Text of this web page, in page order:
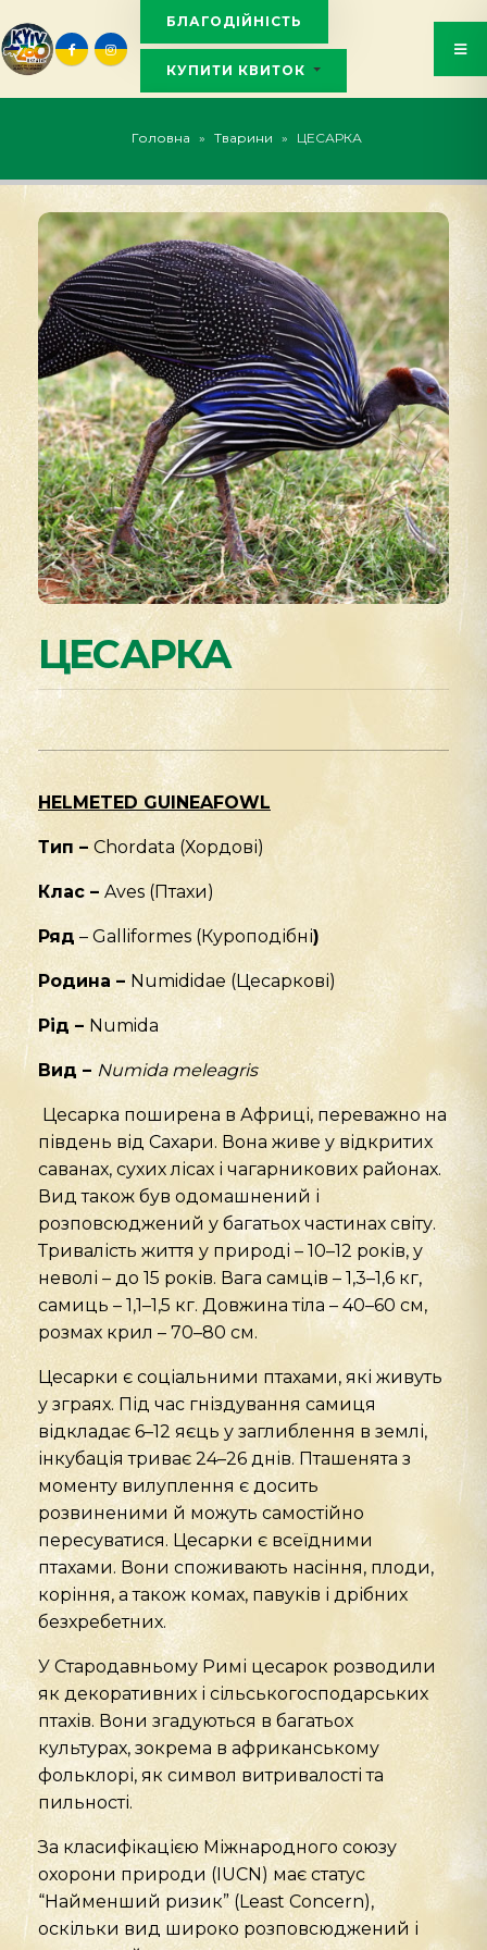
БЛАГОДІЙНІСТЬ
КУПИТИ КВИТОК
Головна » Тварини » ЦЕСАРКА
ЦЕСАРКА
HELMETED GUINEAFOWL
Тип – Chordata (Хордові)
Клас – Aves (Птахи)
Ряд – Galliformes (Куроподібні)
Родина – Numididae (Цесаркові)
Рід – Numida
Вид – Numida meleagris
Цесарка поширена в Африці, переважно на
південь від Сахари. Вона живе у відкритих
саванах, сухих лісах і чагарникових районах.
Вид також був одомашнений і
розповсюджений у багатьох частинах світу.
Тривалість життя у природі – 10–12 років, у
неволі – до 15 років. Вага самців – 1,3–1,6 кг,
самиць – 1,1–1,5 кг. Довжина тіла – 40–60 см,
розмах крил – 70–80 см.
Цесарки є соціальними птахами, які живуть
у зграях. Під час гніздування самиця
відкладає 6–12 яєць у заглиблення в землі,
інкубація триває 24–26 днів. Пташенята з
моменту вилуплення є досить
розвиненими й можуть самостійно
пересуватися. Цесарки є всеїдними
птахами. Вони споживають насіння, плоди,
коріння, а також комах, павуків і дрібних
безхребетних.
У Стародавньому Римі цесарок розводили
як декоративних і сільськогосподарських
птахів. Вони згадуються в багатьох
культурах, зокрема в африканському
фольклорі, як символ витривалості та
пильності.
За класифікацією Міжнародного союзу
охорони природи (IUCN) має статус
“Найменший ризик” (Least Concern),
оскільки вид широко розповсюджений і